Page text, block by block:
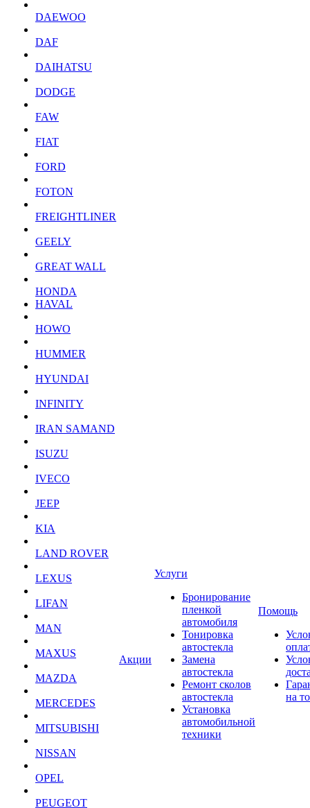
DAEWOO
DAF
DAIHATSU
DODGE
FAW
FIAT
FORD
FOTON
FREIGHTLINER
GEELY
GREAT WALL
HONDA
HAVAL
HOWO
HUMMER
HYUNDAI
INFINITY
IRAN SAMAND
ISUZU
IVECO
JEEP
KIA
LAND ROVER
LEXUS
LIFAN
MAN
MAXUS
MAZDA
MERCEDES
MITSUBISHI
NISSAN
OPEL
PEUGEOT
Акции
Услуги
Бронирование
пленкой
автомобиля
Тонировка
автостекла
Замена
автостекла
Ремонт сколов
автостекла
Установка
автомобильной
техники
Помощь
на